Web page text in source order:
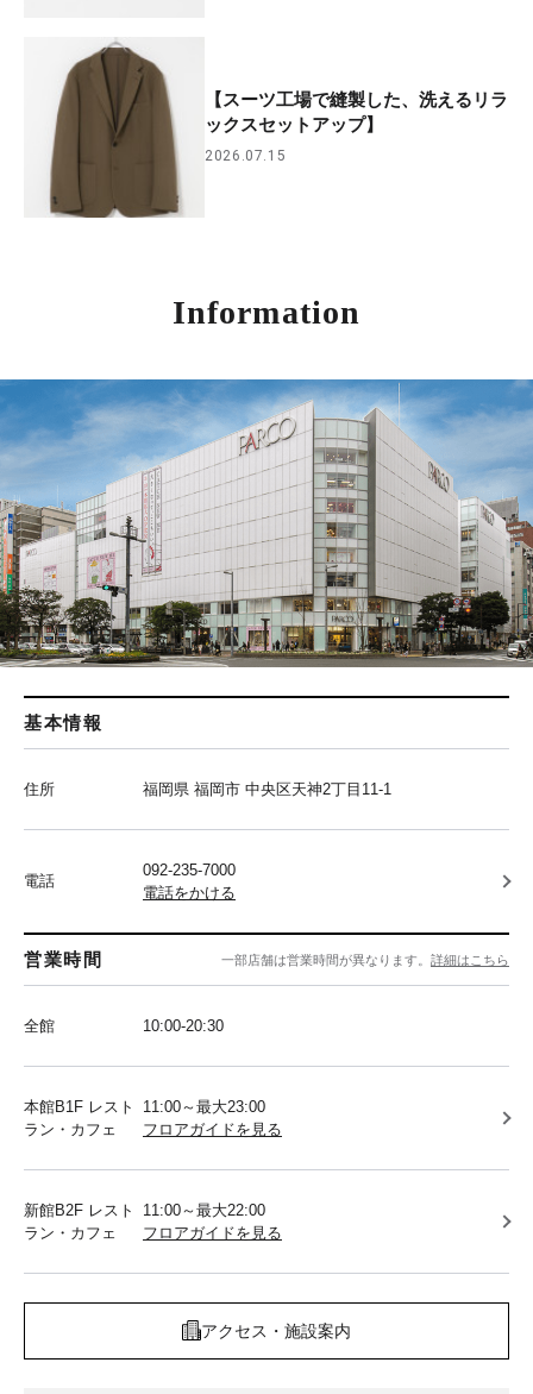
【スーツ工場で縫製した、洗えるリラ
ックスセットアップ】
2026.07.15
Information
基本情報
住所 福岡県 福岡市 中央区天神2丁目11-1
電話
092-235-7000
電話をかける
営業時間 一部店舗は営業時間が異なります。 詳細はこちら
全館 10:00-20:30
本館B1F レスト
ラン・カフェ
11:00～最大23:00
フロアガイドを見る
新館B2F レスト
ラン・カフェ
11:00～最大22:00
フロアガイドを見る
アクセス・施設案内